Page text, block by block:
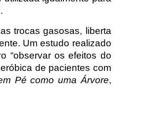
trocas gasosas, liberta
Um estudo realizado
“observar os efeitos do
de pacientes com
Pé como uma Árvore,